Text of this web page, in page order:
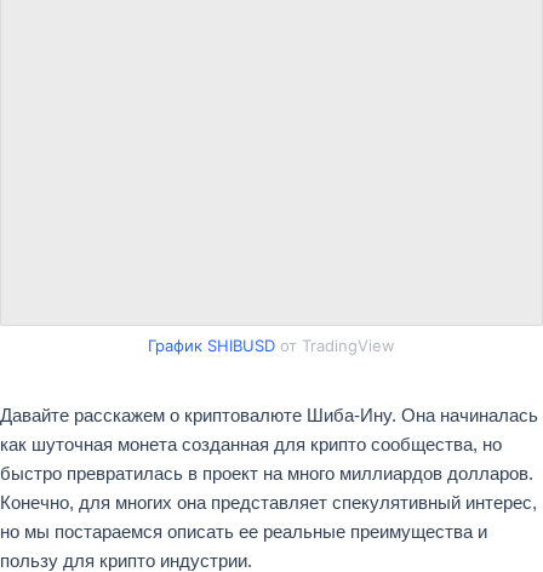
График SHIBUSD от TradingView
Давайте расскажем о криптовалюте Шиба-Ину. Она начиналась
как шуточная монета созданная для крипто сообщества, но
быстро превратилась в проект на много миллиардов долларов.
Конечно, для многих она представляет спекулятивный интерес,
но мы постараемся описать ее реальные преимущества и
пользу для крипто индустрии.